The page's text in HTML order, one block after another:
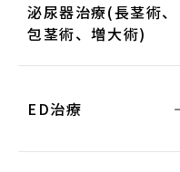
泌尿器治療(長茎術、
包茎術、増大術)
ED治療